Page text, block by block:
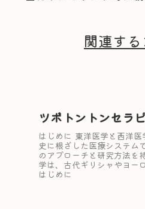
関連す
ツボトントンセラ
はじめに 東洋医学と西洋
史に根ざした医療システム
のアプローチと研究方法を
学は、古代ギリシャやヨー
はじめに